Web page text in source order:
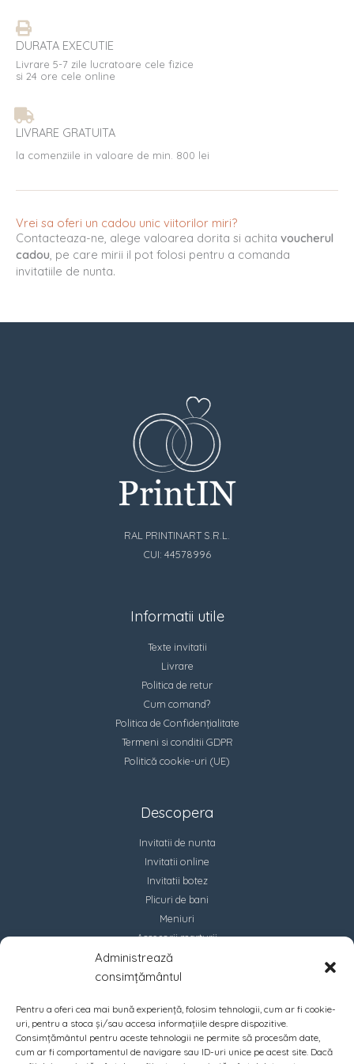
Administrează
consimțământul
Pentru a oferi cea mai bună experiență, folosim tehnologii, cum ar fi cookie-
uri, pentru a stoca și/sau accesa informațiile despre dispozitive.
Consimțământul pentru aceste tehnologii ne permite să procesăm date,
cum ar fi comportamentul de navigare sau ID-uri unice pe acest site. Dacă
DURATA EXECUTIE
Livrare 5-7 zile lucratoare cele fizice
si 24 ore cele online
LIVRARE GRATUITA
la comenziile in valoare de min. 800 lei
Vrei sa oferi un cadou unic viitorilor miri?
Contacteaza-ne, alege valoarea dorita si achita voucherul
cadou , pe care mirii il pot folosi pentru a comanda
invitatiile de nunta.
RAL PRINTINART S.R.L.
CUI: 44578996
Informatii utile
Texte invitatii
Livrare
Politica de retur
Cum comand?
Politica de Confidențialitate
Termeni si conditii GDPR
Politică cookie-uri (UE)
Descopera
Invitatii de nunta
Invitatii online
Invitatii botez
Plicuri de bani
Meniuri
Accesorii marturii
Contact